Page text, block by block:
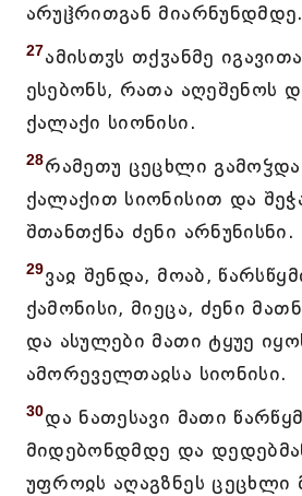
არუჱრითგან მიარნუნდმდე.
27ამისთჳს თქჳანმე
ესებონს, რათა აღეშენოს
ქალაქი სიონისი.
28რამეთუ ცეცხლი
ქალაქით სიონისით და
შთანთქნა ძენი არნუნისნი.
29ვაჲ შენდა, მოაბ,
ქამონისი, მიეცა, ძენი
და ასულები მათი ტყუე
ამორეველთაჲსა სიონისი.
30და ნათესავი მათი
მიდებონდმდე და
უფროჲს აღაგზნეს ცეცხლი